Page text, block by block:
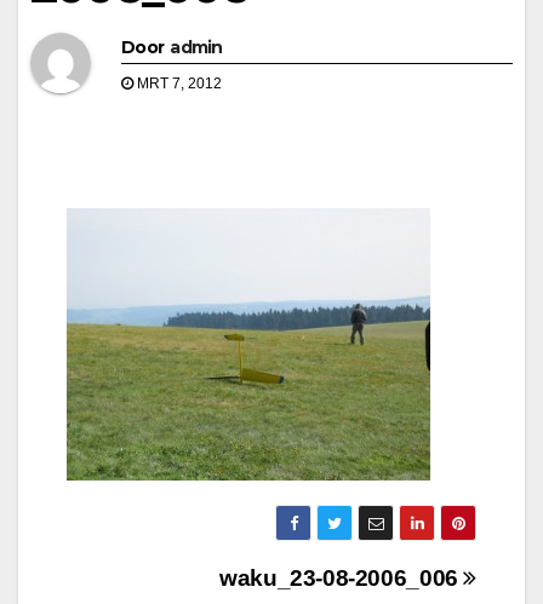
Door admin
MRT 7, 2012
waku_23-08-2006_006